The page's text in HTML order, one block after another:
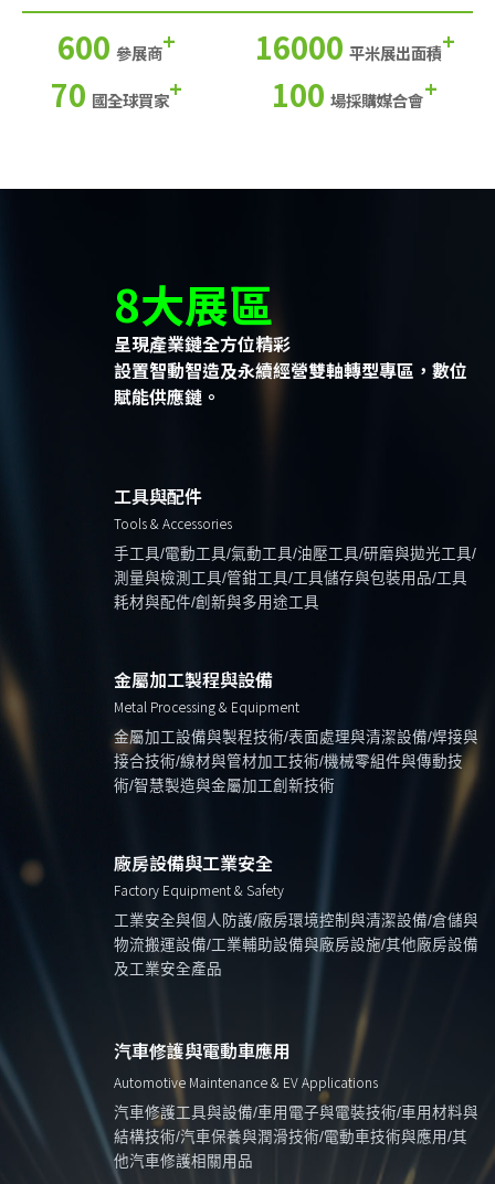
600 參展商+ 16000 平米展出面積+
70 國全球買家+ 100 場採購媒合會+
8大展區
呈現產業鏈全方位精彩
設置智動智造及永續經營雙軸轉型專區，數位
賦能供應鏈。
工具與配件
Tools & Accessories
手工具/電動工具/氣動工具/油壓工具/研磨與拋光工具/
測量與檢測工具/管鉗工具/工具儲存與包裝用品/工具
耗材與配件/創新與多用途工具
金屬加工製程與設備
Metal Processing & Equipment
金屬加工設備與製程技術/表面處理與清潔設備/焊接與
接合技術/線材與管材加工技術/機械零組件與傳動技
術/智慧製造與金屬加工創新技術
廠房設備與工業安全
Factory Equipment & Safety
工業安全與個人防護/廠房環境控制與清潔設備/倉儲與
物流搬運設備/工業輔助設備與廠房設施/其他廠房設備
及工業安全產品
汽車修護與電動車應用
Automotive Maintenance & EV Applications
汽車修護工具與設備/車用電子與電裝技術/車用材料與
結構技術/汽車保養與潤滑技術/電動車技術與應用/其
他汽車修護相關用品